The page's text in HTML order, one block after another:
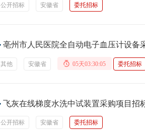
公开招标 安徽省 委托招标
亳州市人民医院全自动电子血压计设备
其他 安徽省 05天03:30:04 委托招标
飞灰在线梯度水洗中试装置采购项目招
公开招标 安徽省 委托招标